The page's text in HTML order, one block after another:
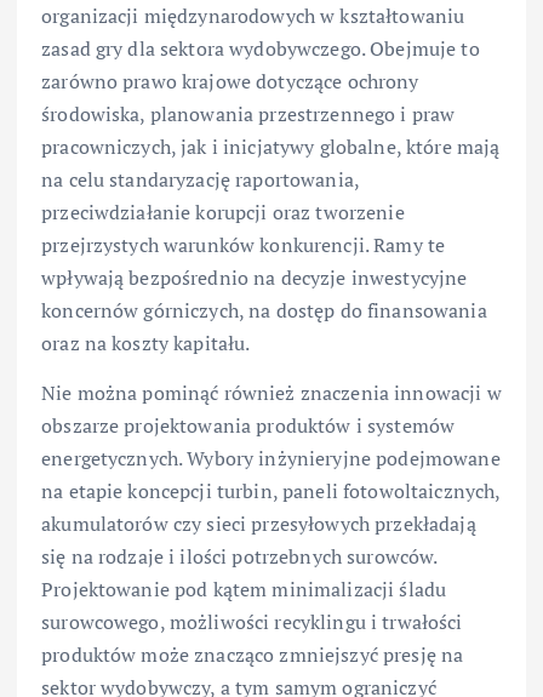
organizacji międzynarodowych w kształtowaniu
zasad gry dla sektora wydobywczego. Obejmuje to
zarówno prawo krajowe dotyczące ochrony
środowiska, planowania przestrzennego i praw
pracowniczych, jak i inicjatywy globalne, które mają
na celu standaryzację raportowania,
przeciwdziałanie korupcji oraz tworzenie
przejrzystych warunków konkurencji. Ramy te
wpływają bezpośrednio na decyzje inwestycyjne
koncernów górniczych, na dostęp do finansowania
oraz na koszty kapitału.
Nie można pominąć również znaczenia innowacji w
obszarze projektowania produktów i systemów
energetycznych. Wybory inżynieryjne podejmowane
na etapie koncepcji turbin, paneli fotowoltaicznych,
akumulatorów czy sieci przesyłowych przekładają
się na rodzaje i ilości potrzebnych surowców.
Projektowanie pod kątem minimalizacji śladu
surowcowego, możliwości recyklingu i trwałości
produktów może znacząco zmniejszyć presję na
sektor wydobywczy, a tym samym ograniczyć